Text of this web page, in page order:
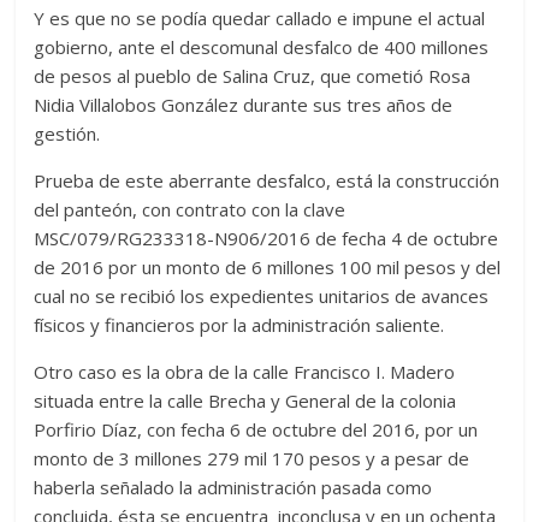
Y es que no se podía quedar callado e impune el actual
gobierno, ante el descomunal desfalco de 400 millones
de pesos al pueblo de Salina Cruz, que cometió Rosa
Nidia Villalobos González durante sus tres años de
gestión.
Prueba de este aberrante desfalco, está la construcción
del panteón, con contrato con la clave
MSC/079/RG233318-N906/2016 de fecha 4 de octubre
de 2016 por un monto de 6 millones 100 mil pesos y del
cual no se recibió los expedientes unitarios de avances
físicos y financieros por la administración saliente.
Otro caso es la obra de la calle Francisco I. Madero
situada entre la calle Brecha y General de la colonia
Porfirio Díaz, con fecha 6 de octubre del 2016, por un
monto de 3 millones 279 mil 170 pesos y a pesar de
haberla señalado la administración pasada como
concluida, ésta se encuentra inconclusa y en un ochenta